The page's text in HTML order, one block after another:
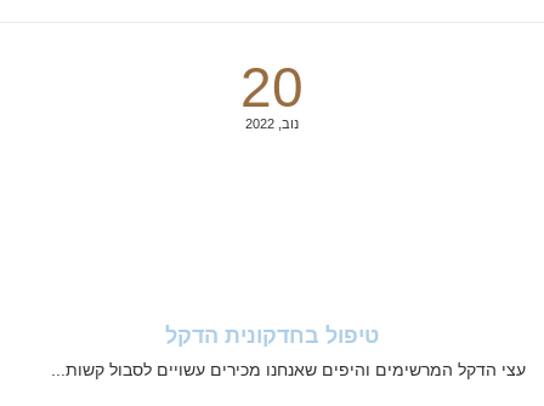
20
נוב, 2022
טיפול בחדקונית הדקל
עצי הדקל המרשימים והיפים שאנחנו מכירים עשויים לסבול קשות...